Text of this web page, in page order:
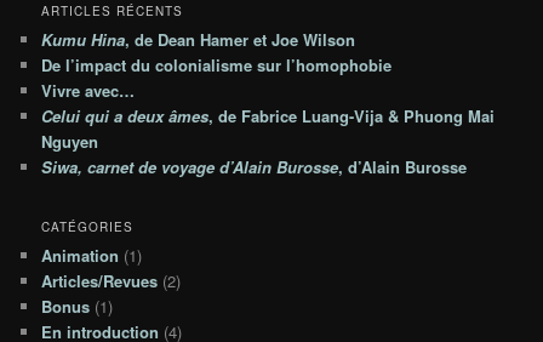
h
i
v
e
s
ARTICLES RÉCENTS
Kumu Hina, de Dean Hamer et Joe Wilson
De l’impact du colonialisme sur l’homophobie
Vivre avec…
Celui qui a deux âmes, de Fabrice Luang-Vija & Phuong Mai
Nguyen
Siwa, carnet de voyage d’Alain Burosse, d’Alain Burosse
CATÉGORIES
Animation (1)
Articles/Revues (2)
Bonus (1)
En introduction (4)